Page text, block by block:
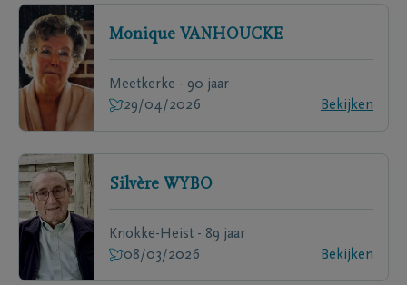
Monique VANHOUCKE
Meetkerke - 90 jaar
29/04/2026
Bekijken
Silvère WYBO
Knokke-Heist - 89 jaar
08/03/2026
Bekijken